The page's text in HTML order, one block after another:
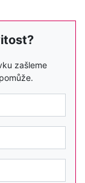
zašleme